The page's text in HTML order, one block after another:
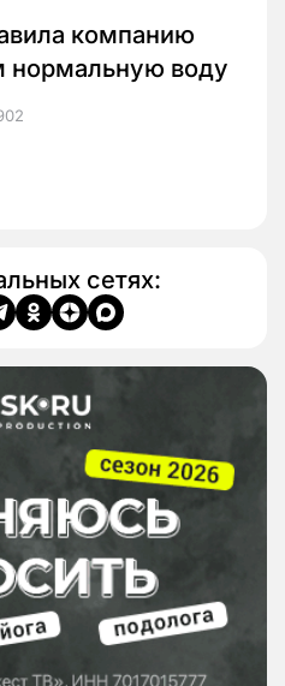
компанию
нормальную воду
сетях: